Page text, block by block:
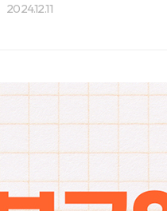
2024.12.11